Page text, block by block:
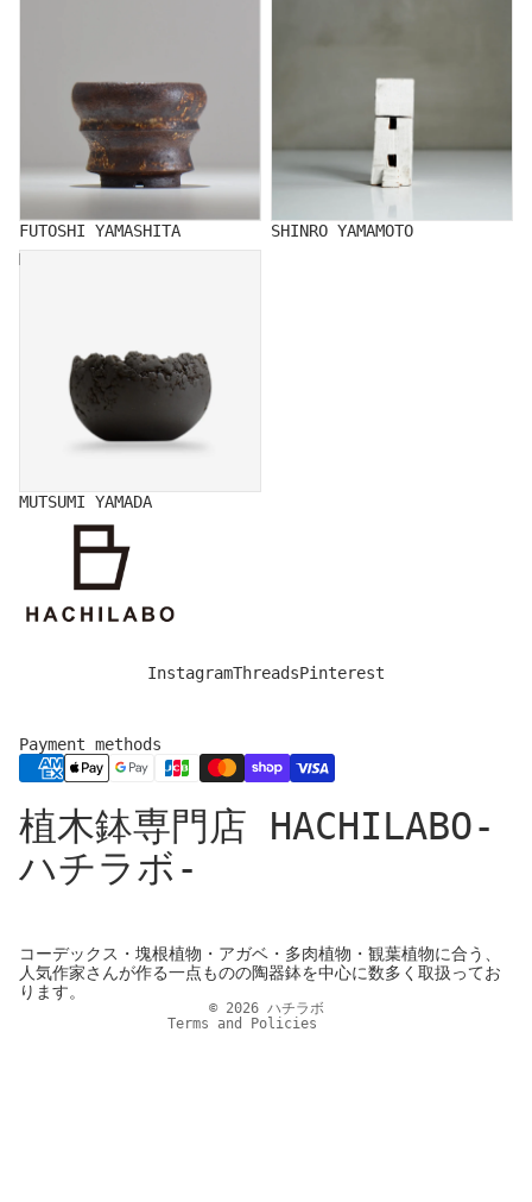
FUTOSHI YAMASHITA
SHINRO YAMAMOTO
MUTSUMI YAMADA
MUTSUMI YAMADA
InstagramThreadsPinterest
Payment methods
植木鉢専門店 HACHILABO-
ハチラボ-
コーデックス・塊根植物・アガベ・多肉植物・観葉植物に合う、
人気作家さんが作る一点ものの陶器鉢を中心に数多く取扱ってお
ります。
© 2026 ハチラボ
Terms and Policies
Privacy policy
Legal notice
Refund policy
Shipping policy
Cancellation policy
Terms of service